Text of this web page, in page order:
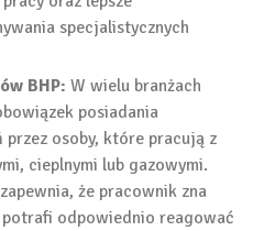
specjalistycznych
BHP: W wielu branżach
posiadania
osoby, które pracują z
cieplnymi lub gazowymi.
że pracownik zna
potrafi odpowiednio reagować